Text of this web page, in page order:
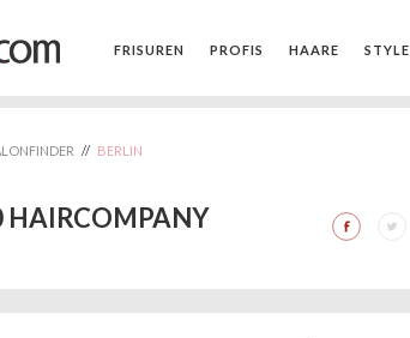
FRISUREN PROFIS HAARE STYLE
// BERLIN
HAIRCOMPANY